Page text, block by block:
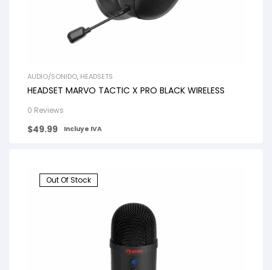
AUDIO/SONIDO, HEADSETS
HEADSET MARVO TACTIC X PRO BLACK WIRELESS
0 Reviews
$49.99 Incluye IVA
Out Of Stock